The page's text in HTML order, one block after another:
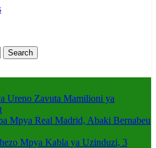
Ureno Zavuta Mamilioni ya
Mpya Real Madrid, Abaki Bernabeu
Mpya Kabla ya Uzinduzi, 3